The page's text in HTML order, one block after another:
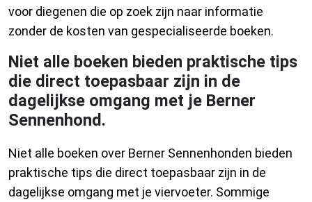
voor diegenen die op zoek zijn naar informatie
zonder de kosten van gespecialiseerde boeken.
Niet alle boeken bieden praktische tips
die direct toepasbaar zijn in de
dagelijkse omgang met je Berner
Sennenhond.
Niet alle boeken over Berner Sennenhonden bieden
praktische tips die direct toepasbaar zijn in de
dagelijkse omgang met je viervoeter. Sommige